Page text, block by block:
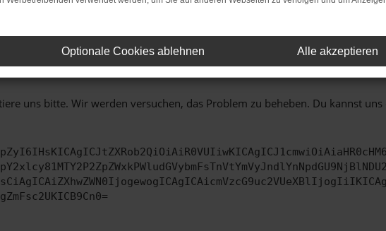
AUF DEM NEUESTEN STAND SIND.
kann auch dazu führen, dass bestimmte Funktionen nicht mehr unterstützt
uns bitte. Wir werden versuchen, das Problem zu beheben. Du kannst
Optionale Cookies ablehnen Alle akzeptieren